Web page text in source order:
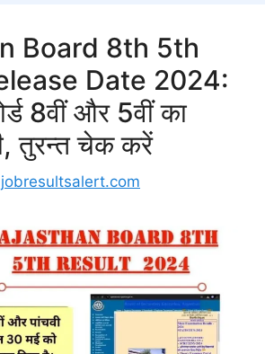
Board 8th 5th
Date 2024:
8वीं और 5वीं का
तुरन्त चेक करें
jobresultsalert.com